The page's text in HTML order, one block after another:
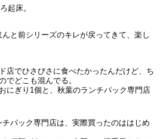
起床。
んと前シリーズのキレが戻ってきて、楽し
店でひさびさに食べたかったんだけど、ち
でどこも混んでる。
にぎり1個と、秋葉のランチパック専門店
チパック専門店は、実際買ったのははじめ